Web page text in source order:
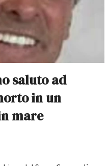
saluto ad
in un
mare